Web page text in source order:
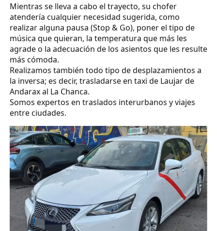
Mientras se lleva a cabo el trayecto, su chofer
atendería cualquier necesidad sugerida, como
realizar alguna pausa (Stop & Go), poner el tipo de
música que quieran, la temperatura que más les
agrade o la adecuación de los asientos que les resulte
más cómoda.
Realizamos también todo tipo de desplazamientos a
la inversa; es decir, trasladarse en taxi de Laujar de
Andarax al La Chanca.
Somos expertos en traslados interurbanos y viajes
entre ciudades.